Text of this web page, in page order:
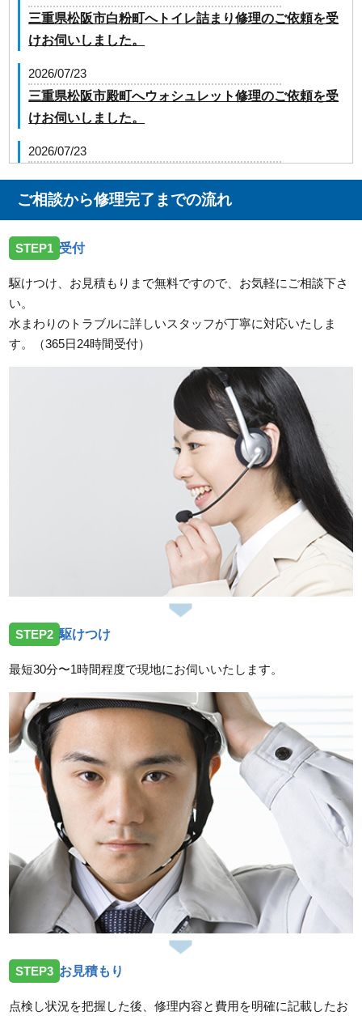
三重県松阪市白粉町へトイレ詰まり修理のご依頼を受
けお伺いしました。
2026/07/23
三重県松阪市殿町へウォシュレット修理のご依頼を受
けお伺いしました。
2026/07/23
けお伺いしました。
三重県松阪市嬉野上野町へ台所蛇口の水漏れ修理のご
三重県伊勢市二見町溝口へ洗面蛇口の水漏れ修理のご
依頼を受けお伺いしました。
三重県津市片田町へトイレの水漏れ修理のご依頼を受
三重県度会郡玉城町勝田へトイレの水漏れ修理ご依頼
三重県亀山市小川町へ台所蛇口故障の依頼を受けお伺
三重県鈴鹿市加佐登へトイレの水漏れ修理依頼を受け
お伺いしました。
2026/07/14
三重県津市一身田上津部田へ台所蛇口の修理依頼を受
けお伺いしました。
スタッフの修理報告や事例の一覧はこちら
ご相談から修理完了までの流れ
STEP1 受付
駆けつけ、お見積もりまで無料ですので、お気軽にご相談下さ
い。
水まわりのトラブルに詳しいスタッフが丁寧に対応いたしま
す。（365日24時間受付）
STEP2 駆けつけ
最短30分〜1時間程度で現地にお伺いいたします。
STEP3 お見積もり
点検し状況を把握した後、修理内容と費用を明確に記載したお